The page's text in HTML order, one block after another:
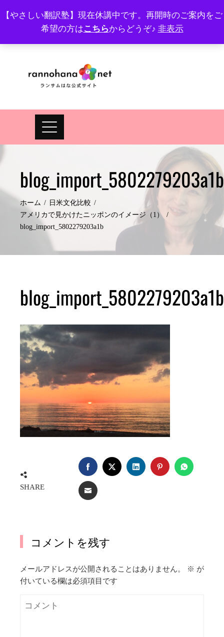
【やさしい翻訳塾】現在休講中です。再開時のご案内をご
希望の方はこちらからどうぞ♪ 非表示
プロフィール FAQ Site map JA EN
blog_import_5802279203a1b
ホーム
日米文化比較
アメリカで見かけたニッポンのイメージ（1）
blog_import_5802279203a1b
blog_import_5802279203a1b
SHARE
FACEBOOKTWITTERLINKEDINPINTEREST
EMAIL
コメントを残す
メールアドレスが公開されることはありません。 ※ が
付いている欄は必須項目です